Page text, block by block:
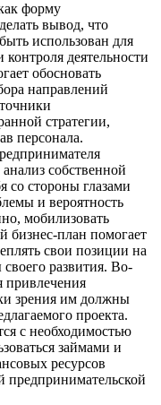
форму
вывод, что
использован для
деятельности
обосновать
направлений
стратегии,
персонала.
собственной
со стороны глазами
и вероятность
мобилизовать
бизнес-план помогает
свои позиции на
развития. Во-
привлечения
зрения им должны
проекта.
с необходимостью
займами и
ресурсов
предпринимательской